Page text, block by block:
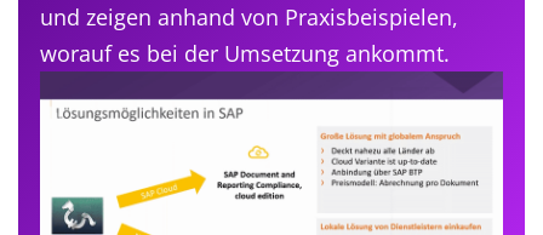
und zeigen anhand von Praxisbeispielen,
worauf es bei der Umsetzung ankommt.